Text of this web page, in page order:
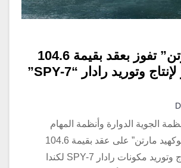
“لوكهيد مارتن” تفوز بعقد بقيمة 104.6
مليون دولار لإنتاج وتوريد رادار “SPY-7”
الجوية الدوارة وأنظمة المهام
التابعة لشركة “لوكهيد مارتن” على عقد بقيمة 104.6
مليون دولار لإنتاج وتوريد مكونات رادار SPY-7 لكندا